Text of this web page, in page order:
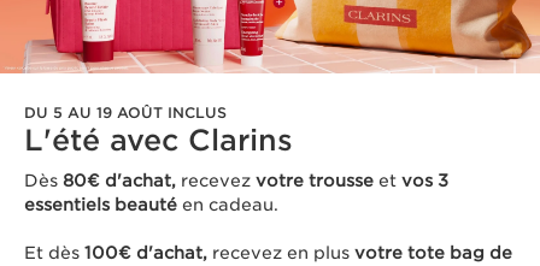
DU 5 AU 19 AOÛT INCLUS
L'été avec Clarins ​
Dès 80€ d'achat, recevez votre trousse et vos 3
essentiels beauté en cadeau​.
Et dès 100€ d'achat, recevez en plus votre tote bag de